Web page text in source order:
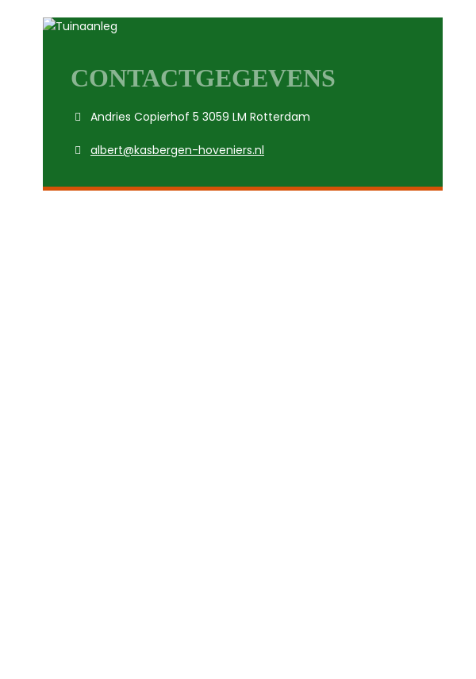
CONTACTGEGEVENS
Andries Copierhof 5 3059 LM Rotterdam
albert@kasbergen-hoveniers.nl